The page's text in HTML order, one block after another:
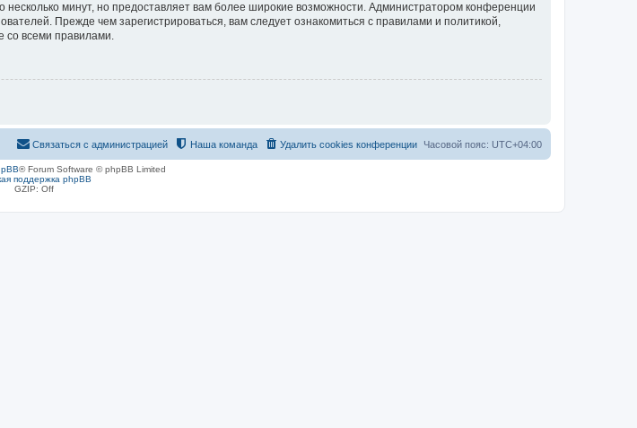
минут, но предоставляет вам более широкие возможности. Администратором конференции
Прежде чем зарегистрироваться, вам следует ознакомиться с правилами и политикой,
со всеми правилами.
Часовой пояс: UTC+04:00
Удалить cookies конференции
Наша команда
Связаться с администрацией
® Forum Software © phpBB Limited
поддержка phpBB
GZIP: Off